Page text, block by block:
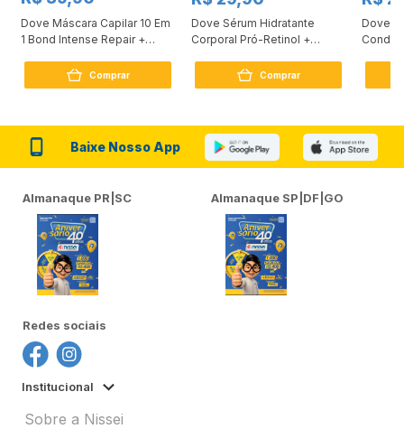
Dove Máscara Capilar 10 Em
1 Bond Intense Repair +
Comprar
Dove Sérum Hidratante
Corporal Pró-Retinol +
Comprar
Dove
Baixe Nosso App
Almanaque PR|SC Almanaque SP|DF|GO
Redes sociais
Institucional
Sobre a Nissei